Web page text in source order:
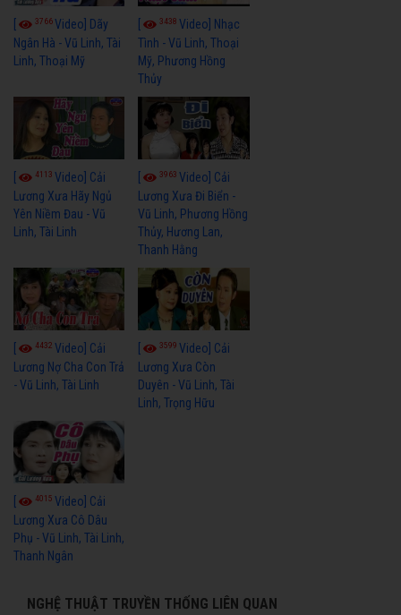
3766Video] Dãy
Ngân Hà - Vũ Linh, Tài
Linh, Thoại Mỹ
3438Video] Nhạc
Tình - Vũ Linh, Thoại
Mỹ, Phương Hồng
Thủy
4113 Video] Cải
Lương Xưa Hãy Ngủ
Yên Niềm Đau - Vũ
Linh, Tài Linh
3963Video] Cải
Lương Xưa Đi Biển -
Vũ Linh, Phương Hồng
Thủy, Hương Lan,
Thanh Hằng
4432 Video] Cải
Lương Nợ Cha Con Trả
- Vũ Linh, Tài Linh
3599Video] Cải
Lương Xưa Còn
Duyên - Vũ Linh, Tài
Linh, Trọng Hữu
[ 4015 Video] Cải
Lương Xưa Cô Dâu
Phụ - Vũ Linh, Tài Linh,
Thanh Ngân
NGHỆ THUẬT TRUYỀN THỐNG LIÊN QUAN